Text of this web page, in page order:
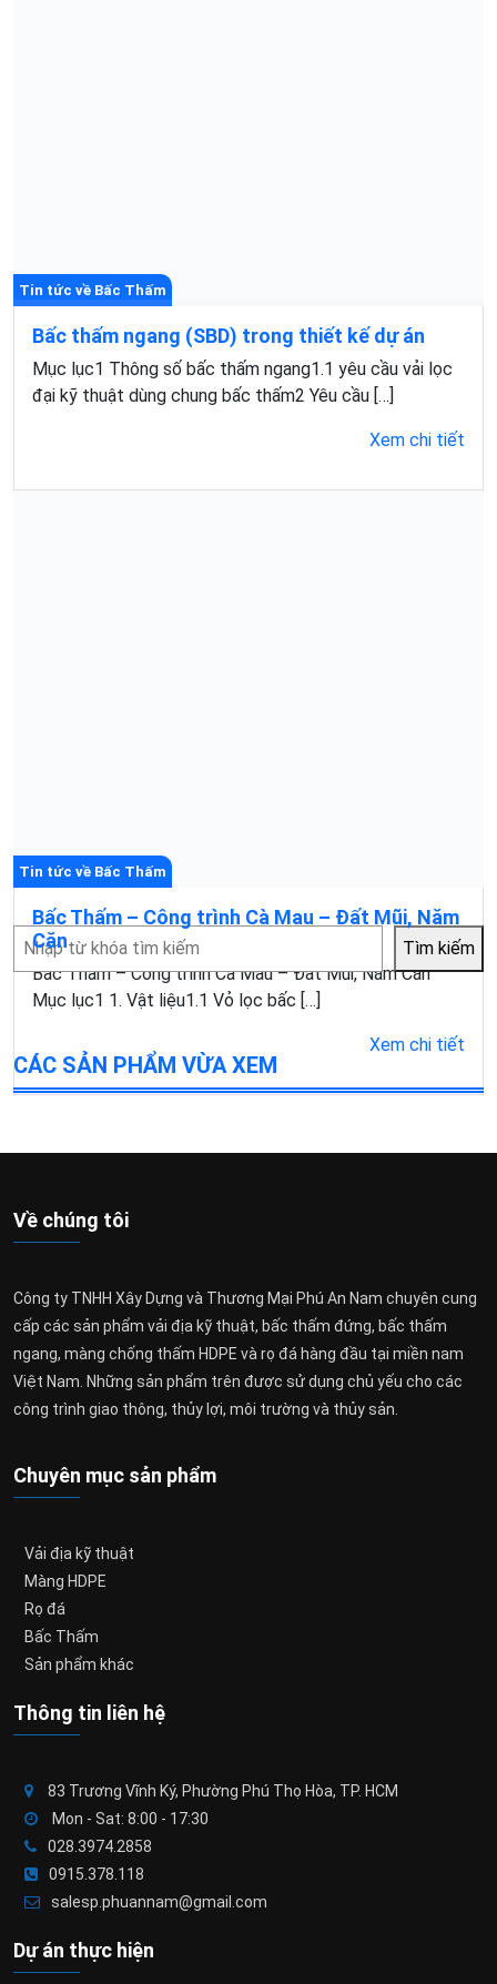
Tin tức về Bấc Thấm
Bấc thấm ngang (SBD) trong thiết kế dự án
Mục lục1 Thông số bấc thấm ngang1.1 yêu cầu vải lọc
đại kỹ thuật dùng chung bấc thấm2 Yêu cầu […]
Xem chi tiết
Tin tức về Bấc Thấm
Bấc Thấm – Công trình Cà Mau – Đất Mũi, Năm
Căn
Bấc Thấm – Công trình Cà Mau – Đất Mũi, Năm Căn
Mục lục1 1. Vật liệu1.1 Vỏ lọc bấc […]
Xem chi tiết
Tìm
kiếm
Tìm kiếm
CÁC SẢN PHẨM VỪA XEM
Về chúng tôi
Công ty TNHH Xây Dựng và Thương Mại Phú An Nam chuyên cung
cấp các sản phẩm vải địa kỹ thuật, bấc thấm đứng, bấc thấm
ngang, màng chống thấm HDPE và rọ đá hàng đầu tại miền nam
Việt Nam. Những sản phẩm trên được sử dụng chủ yếu cho các
công trình giao thông, thủy lợi, môi trường và thủy sản.
Chuyên mục sản phẩm
Vải địa kỹ thuật
Màng HDPE
Rọ đá
Bấc Thấm
Sản phẩm khác
Thông tin liên hệ
83 Trương Vĩnh Ký, Phường Phú Thọ Hòa, TP. HCM
Mon - Sat: 8:00 - 17:30
028.3974.2858
0915.378.118
salesp.phuannam@gmail.com
Dự án thực hiện